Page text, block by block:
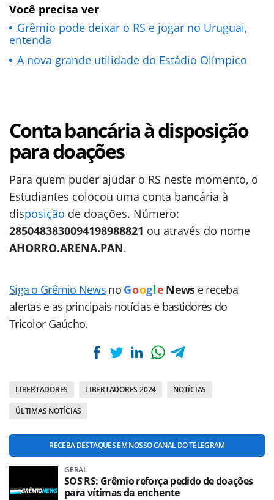
Você precisa ver
Grêmio pode deixar o RS e jogar no Uruguai,
entenda
A nova grande utilidade do Estádio Olímpico
Conta bancária à disposição
para doações
Para quem puder ajudar o RS neste momento, o
Estudiantes colocou uma conta bancária à
disposição de doações. Número:
2850483830094198988821 ou através do nome
AHORRO.ARENA.PAN.
Siga o Grêmio News no Goog le News e receba
alertas e as principais notícias e bastidores do
Tricolor Gaúcho.
LIBERTADORES LIBERTADORES 2024 NOTÍCIAS
ÚLTIMAS NOTÍCIAS
RECEBA DESTAQUES EM NOSSO CANAL DO TELEGRAM
GERAL
SOS RS: Grêmio reforça pedido de doações
para vítimas da enchente